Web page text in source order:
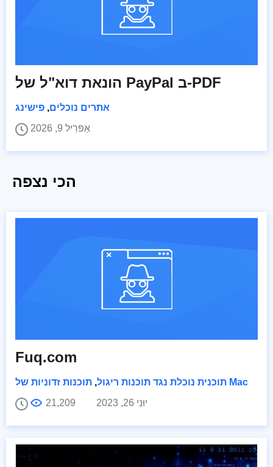
הונאת דוא"ל של PayPal ב-PDF
אתרים נוכלים, פישינג
אַפּרִיל 9, 2026
הכי נצפה
Fuq.com
תוכנית נוכלת נגד תוכנות ריגול,
תוכנות זדוניות של Mac
יוּנִי 26, 2023
21,209